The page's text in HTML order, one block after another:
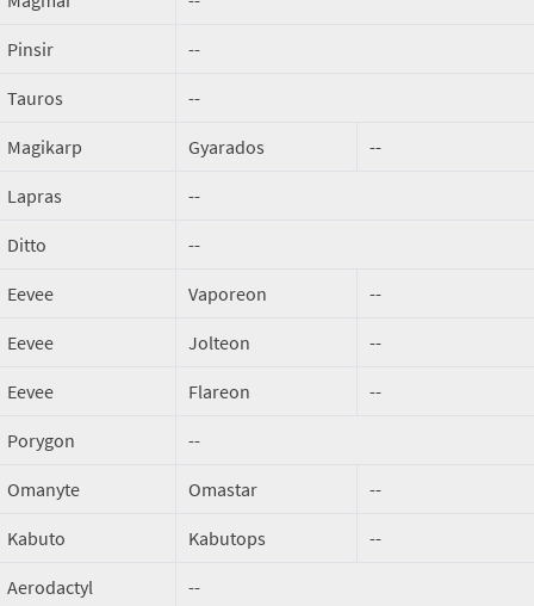
Pinsir --
Tauros --
Magikarp Gyarados --
Lapras --
Ditto --
Eevee Vaporeon --
Eevee Jolteon --
Eevee Flareon --
Porygon --
Omanyte Omastar --
Kabuto Kabutops --
Aerodactyl --